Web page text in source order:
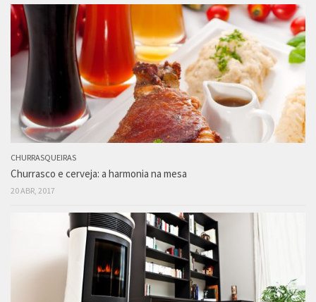
CHURRASQUEIRAS
Churrasco e cerveja: a harmonia na mesa
20 ABR, 2017